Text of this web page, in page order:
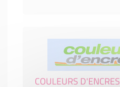
COULEURS D'ENCRES